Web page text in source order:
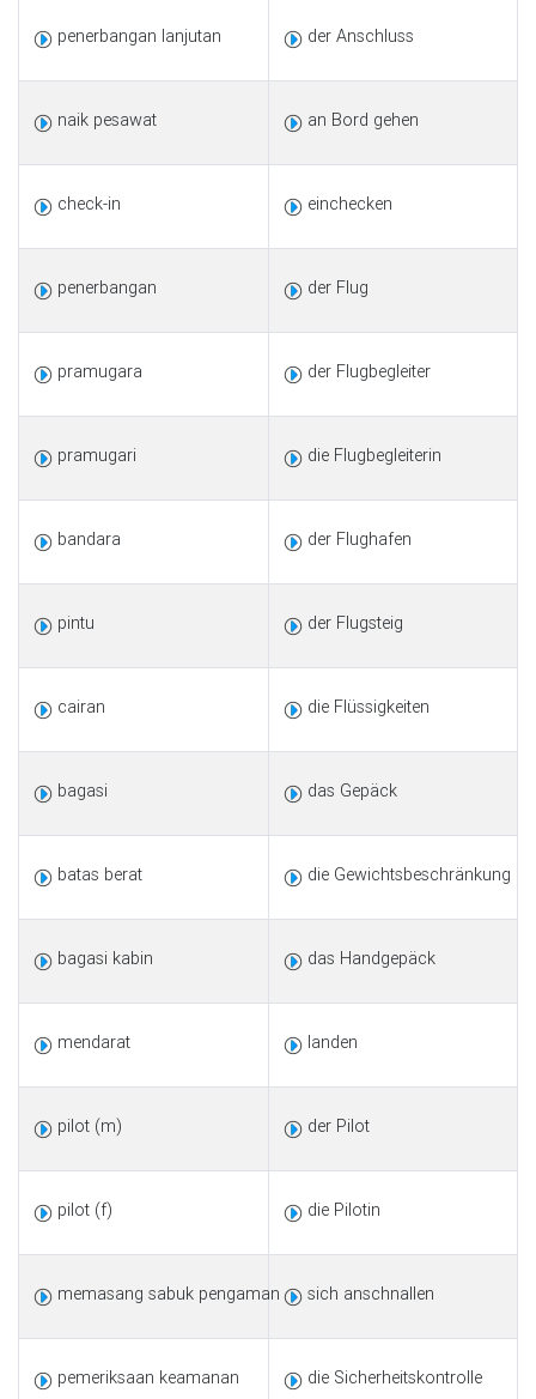
penerbangan lanjutan der Anschluss
naik pesawat an Bord gehen
check-in einchecken
penerbangan der Flug
pramugara der Flugbegleiter
pramugari die Flugbegleiterin
bandara der Flughafen
pintu der Flugsteig
cairan die Flüssigkeiten
bagasi das Gepäck
batas berat die Gewichtsbeschränkung
bagasi kabin das Handgepäck
mendarat landen
pilot (m) der Pilot
pilot (f) die Pilotin
memasang sabuk pengaman sich anschnallen
pemeriksaan keamanan die Sicherheitskontrolle